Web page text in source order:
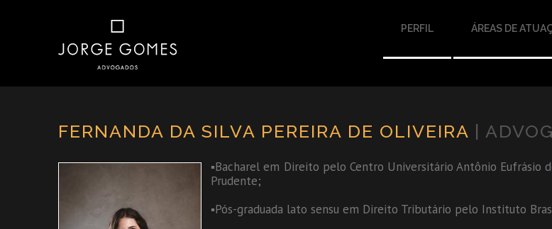
PERFIL ÁREAS DE
FERNANDA DA SILVA PEREIRA DE OLIVEIRA |
▪Bacharel em Direito pelo Centro Universitário Antônio Eufrásio
Prudente;
▪Pós-graduada lato sensu em Direito Tributário pelo Instituto